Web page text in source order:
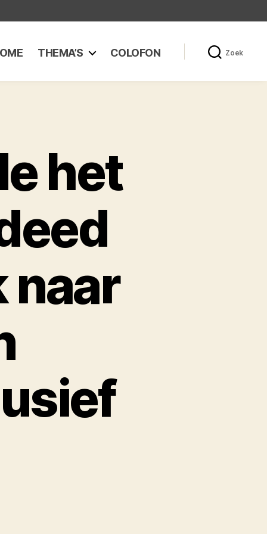
THEMA’S COLOFON Zoek
het
naar